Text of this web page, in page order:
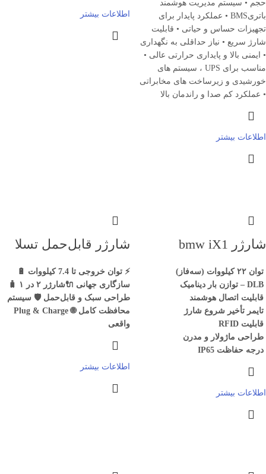
حجم • سیستم مدیریت هوشمند
باتریBMS • عملکرد پایدار برای
تجهیزات حساس و حیاتی • قابلیت
شارژ سریع • نیاز حداقلی به نگهداری
• ایمنی بالا و پایداری حرارتی عالی •
مناسب برای UPS ، سیستم های
خورشیدی و زیرساخت های مخابراتی
• عملکرد کم صدا و راندمان بالا
اطلاعات بیشتر
اطلاعات بیشتر
شارژر bmw iX1
توان ۲۲ کیلووات (سه‌فاز)
توازن بار دینامیک
قابلیت اتصال هوشمند
تایمر تأخیر شروع شارژ
قابلیت
طراحی ماژولار و مدرن
درجه حفاظت
اطلاعات بیشتر
شارژر قابل‌حمل تسلا
⚡️ توان خروجی تا 7.4 کیلووات
🔋
سازگاری جهانی 🔌شارژر ۲ در ۱
🧳
طراحی سبک و قابل‌حمل 🛡 سیستم
محافظت کامل
🌐 Plug & Charge
واقعی
اطلاعات بیشتر